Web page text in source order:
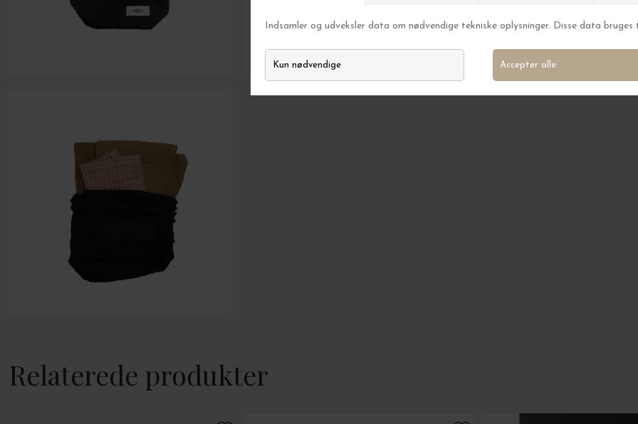
Relaterede produkter
TILMELD MIG
Ingen spam - Det lover vi.